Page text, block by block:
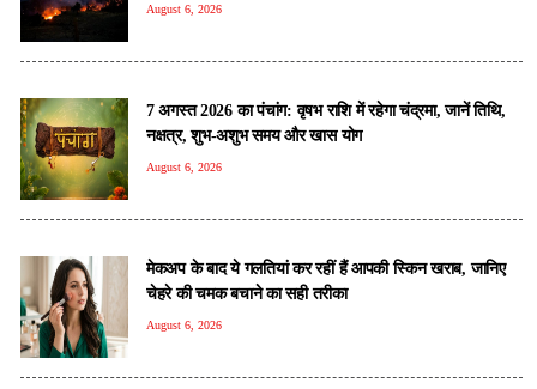
August 6, 2026
7 अगस्त 2026 का पंचांग: वृषभ राशि में रहेगा चंद्रमा, जानें तिथि,
नक्षत्र, शुभ-अशुभ समय और खास योग
August 6, 2026
मेकअप के बाद ये गलतियां कर रहीं हैं आपकी स्किन खराब, जानिए
चेहरे की चमक बचाने का सही तरीका
August 6, 2026